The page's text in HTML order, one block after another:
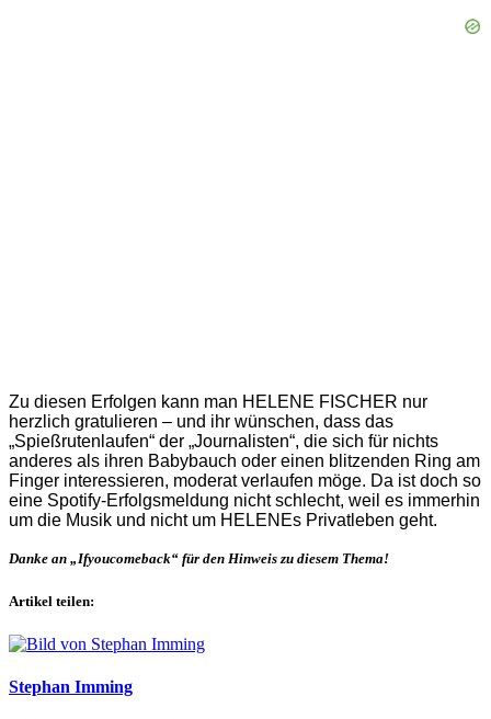
Zu diesen Erfolgen kann man HELENE FISCHER nur
herzlich gratulieren – und ihr wünschen, dass das
„Spießrutenlaufen“ der „Journalisten“, die sich für nichts
anderes als ihren Babybauch oder einen blitzenden Ring am
Finger interessieren, moderat verlaufen möge. Da ist doch so
eine Spotify-Erfolgsmeldung nicht schlecht, weil es immerhin
um die Musik und nicht um HELENEs Privatleben geht.
Danke an „Ifyoucomeback“ für den Hinweis zu diesem Thema!
Artikel teilen:
Stephan Imming